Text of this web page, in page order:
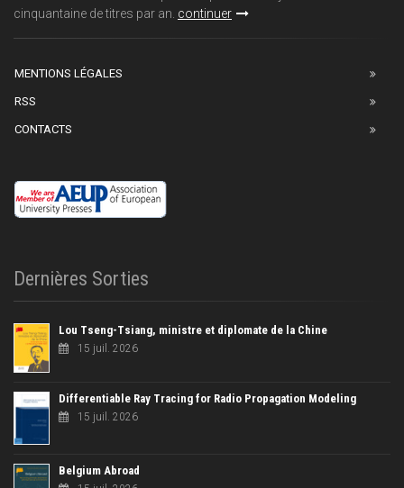
cinquantaine de titres par an. continuer
MENTIONS LÉGALES
RSS
CONTACTS
Dernières Sorties
Lou Tseng-Tsiang, ministre et diplomate de la Chine
15 juil. 2026
Differentiable Ray Tracing for Radio Propagation Modeling
15 juil. 2026
Belgium Abroad